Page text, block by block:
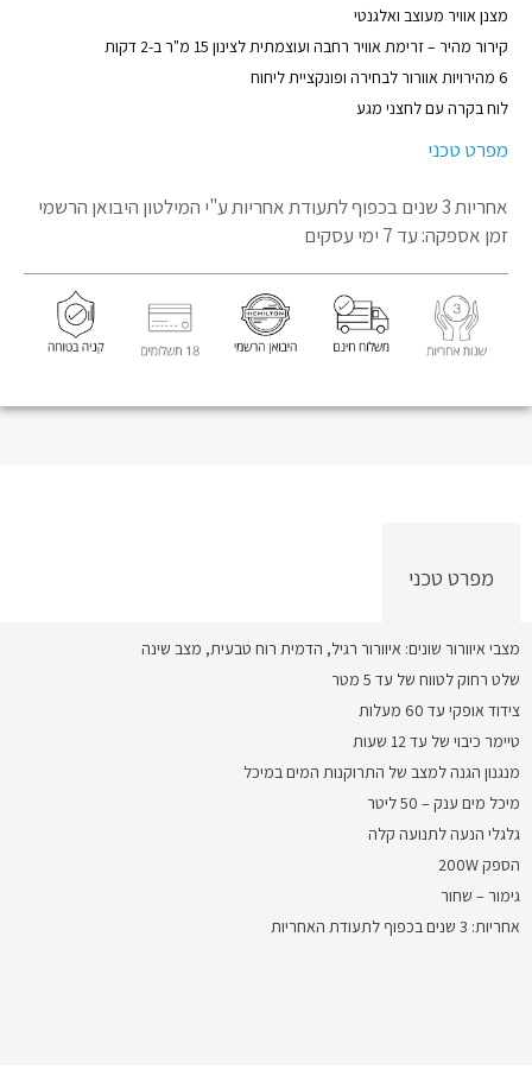
מצנן אוויר מעוצב ואלגנטי
קירור מהיר – זרימת אוויר רחבה ועוצמתית לצינון 15 מ"ר ב-2 דקות
6 מהירויות אוורור לבחירה ופונקציית ליחוח
לוח בקרה עם לחצני מגע
מפרט טכני
אחריות 3 שנים בכפוף לתעודת אחריות
ע"י המילטון היבואן הרשמי
זמן אספקה: עד 7 ימי עסקים
מפרט טכני
מצבי איוורור שונים: איוורור רגיל, הדמית רוח טבעית, מצב שינה
שלט רחוק לטווח של עד 5 מטר
צידוד אופקי עד 60 מעלות
טיימר כיבוי של עד 12 שעות
מנגנון הגנה למצב של התרוקנות המים במיכל
מיכל מים ענק – 50 ליטר
גלגלי הנעה לתנועה קלה
הספק 200W
גימור – שחור
אחריות: 3 שנים בכפוף לתעודת האחריות